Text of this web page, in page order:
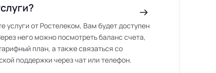
услуги от Ростелеком, Вам будет доступен
него можно посмотреть баланс счета,
план, а также связаться со
поддержки через чат или телефон.